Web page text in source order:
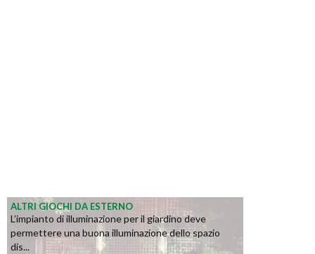
ALTRI GIOCHI DA ESTERNO
L’impianto di illuminazione per il giardino deve
permettere una buona illuminazione dello spazio
dis...